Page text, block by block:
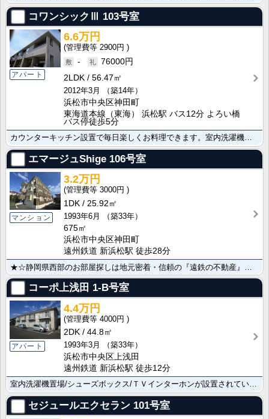
コワンシックⅢ 103号室
アパート
6.6万円
2900円
-
76000円
2LDK
56.47㎡
2012年3月
（築14年）
浜松市中央区神田町
東海道本線（東海） 浜松駅 バス12分 よろい橋
バス停徒歩5分
エマージュShige 106号室
マンション
3.2万円
3000円
1DK
25.92㎡
1993年6月
（築33年）
675㎡
浜松市中央区神田町
遠州鉄道 新浜松駅 徒歩28分
コーポ上浅田 1-B号室
アパート
4.4万円
4000円
2DK
44.8㎡
1993年3月
（築33年）
浜松市中央区上浅田
遠州鉄道 新浜松駅 徒歩12分
室内洗濯機置場/シューズボックス/ＴＶインターホンが設置されています。お問合せは株式会社アモルテまで･･･
セジュールエクセラン 101号室